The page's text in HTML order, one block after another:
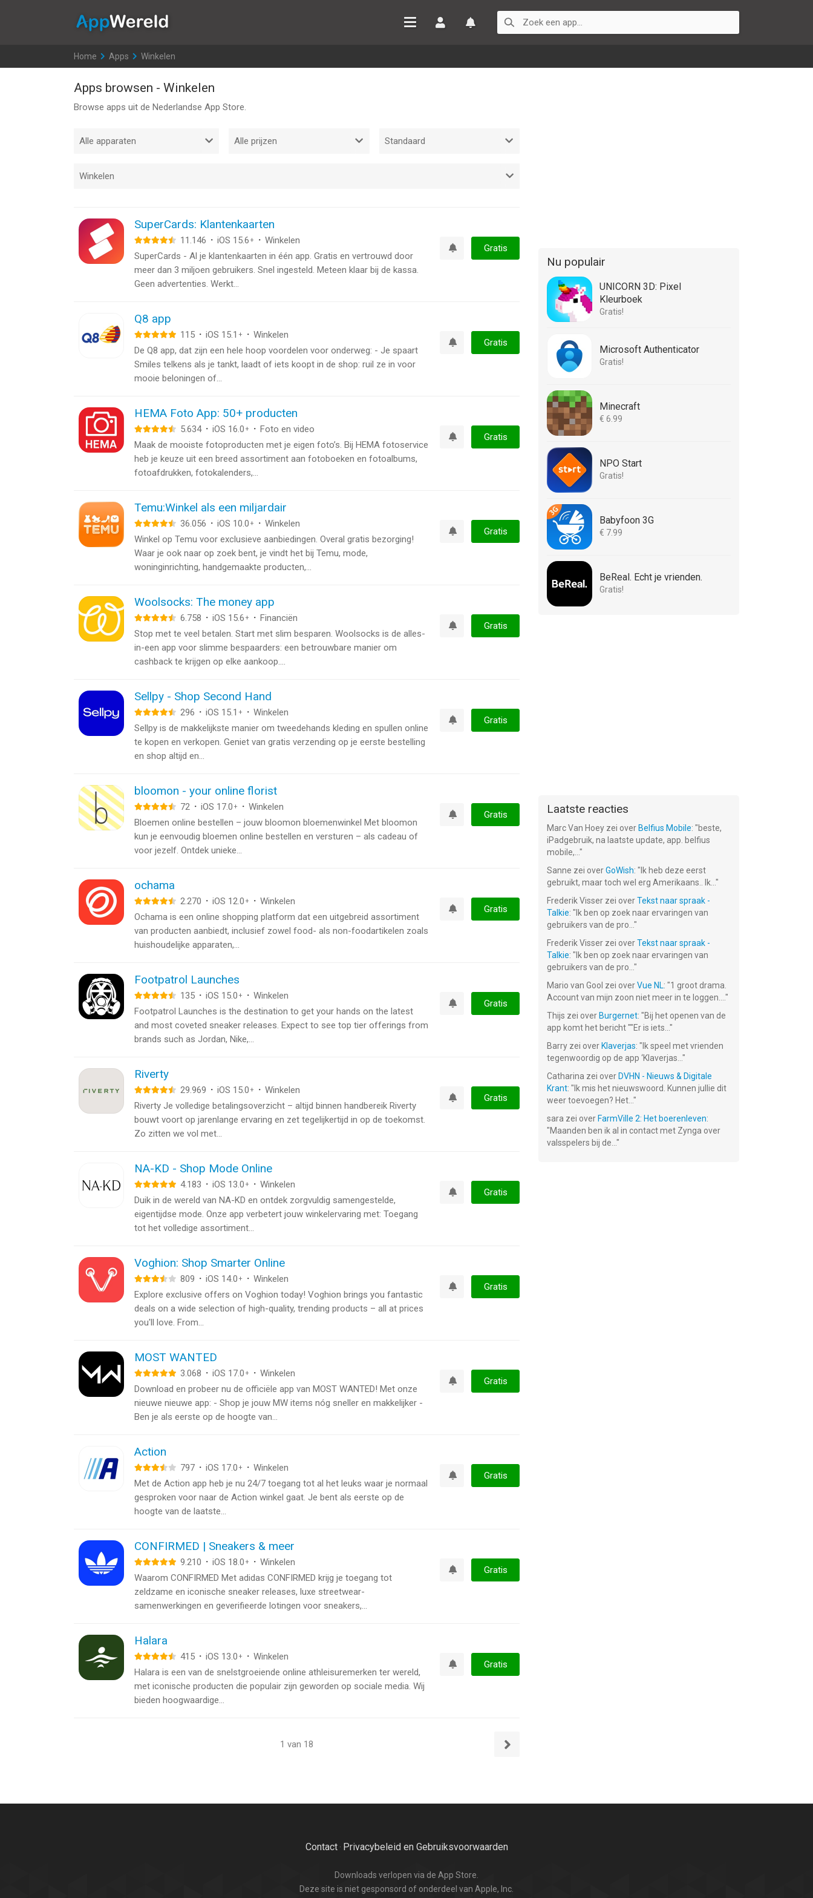
Home >
Apps >
Winkelen
Apps browsen - Winkelen
Browse apps uit de Nederlandse App Store.
SuperCards: Klantenkaarten
11.146 · iOS 15.6 + · Winkelen
SuperCards - Al je klantenkaarten in één app. Gratis en vertrouwd door
meer dan 3 miljoen gebruikers. Snel ingesteld. Meteen klaar bij de kassa.
Geen advertenties. Werkt...
Gratis
Q8 app
115 · iOS 15.1 + · Winkelen
De Q8 app, dat zijn een hele hoop voordelen voor onderweg: - Je spaart
Smiles telkens als je tankt, laadt of iets koopt in de shop: ruil ze in voor
mooie beloningen of...
Gratis
HEMA Foto App: 50+ producten
5.634 · iOS 16.0 + · Foto en video
Maak de mooiste fotoproducten met je eigen foto’s. Bij HEMA fotoservice
heb je keuze uit een breed assortiment aan fotoboeken en fotoalbums,
fotoafdrukken, fotokalenders,...
Gratis
Temu:Winkel als een miljardair
36.056 · iOS 10.0 + · Winkelen
Winkel op Temu voor exclusieve aanbiedingen. Overal gratis bezorging!
Waar je ook naar op zoek bent, je vindt het bij Temu, mode,
woninginrichting, handgemaakte producten,...
Gratis
Woolsocks: The money app
6.758 · iOS 15.6 + · Financiën
Stop met te veel betalen. Start met slim besparen. Woolsocks is de alles-
in-een app voor slimme bespaarders: een betrouwbare manier om
cashback te krijgen op elke aankoop....
Gratis
Sellpy - Shop Second Hand
296 · iOS 15.1 + · Winkelen
Sellpy is de makkelijkste manier om tweedehands kleding en spullen online
te kopen en verkopen. Geniet van gratis verzending op je eerste bestelling
en shop altijd en...
Gratis
bloomon - your online florist
72 · iOS 17.0 + · Winkelen
Bloemen online bestellen – jouw bloomon bloemenwinkel Met bloomon
kun je eenvoudig bloemen online bestellen en versturen – als cadeau of
voor jezelf. Ontdek unieke...
Gratis
ochama
2.270 · iOS 12.0 + · Winkelen
Ochama is een online shopping platform dat een uitgebreid assortiment
van producten aanbiedt, inclusief zowel food- als non-foodartikelen zoals
huishoudelijke apparaten,...
Gratis
Footpatrol Launches
135 · iOS 15.0 + · Winkelen
Footpatrol Launches is the destination to get your hands on the latest
and most coveted sneaker releases. Expect to see top tier offerings from
brands such as Jordan, Nike,...
Gratis
Riverty
29.969 · iOS 15.0 + · Winkelen
Riverty Je volledige betalingsoverzicht – altijd binnen handbereik Riverty
bouwt voort op jarenlange ervaring en zet tegelijkertijd in op de toekomst.
Zo zitten we vol met...
Gratis
NA-KD - Shop Mode Online
4.183 · iOS 13.0 + · Winkelen
Duik in de wereld van NA-KD en ontdek zorgvuldig samengestelde,
eigentijdse mode. Onze app verbetert jouw winkelervaring met: Toegang
tot het volledige assortiment...
Gratis
Voghion: Shop Smarter Online
809 · iOS 14.0 + · Winkelen
Explore exclusive offers on Voghion today! Voghion brings you fantastic
deals on a wide selection of high-quality, trending products – all at prices
you'll love. From...
Gratis
MOST WANTED
3.068 · iOS 17.0 + · Winkelen
Download en probeer nu de officiële app van MOST WANTED! Met onze
nieuwe nieuwe app: - Shop je jouw MW items nóg sneller en makkelijker -
Ben je als eerste op de hoogte van...
Gratis
Action
797 · iOS 17.0 + · Winkelen
Met de Action app heb je nu 24/7 toegang tot al het leuks waar je normaal
gesproken voor naar de Action winkel gaat. Je bent als eerste op de
hoogte van de laatste...
Gratis
CONFIRMED | Sneakers & meer
9.210 · iOS 18.0 + · Winkelen
Waarom CONFIRMED Met adidas CONFIRMED krijg je toegang tot
zeldzame en iconische sneaker releases, luxe streetwear-
samenwerkingen en geverifieerde lotingen voor sneakers,...
Gratis
Halara
415 · iOS 13.0 + · Winkelen
Halara is een van de snelstgroeiende online athleisuremerken ter wereld,
met iconische producten die populair zijn geworden op sociale media. Wij
bieden hoogwaardige...
Gratis
1 van 18
Nu populair
UNICORN 3D: Pixel
Kleurboek
Gratis!
Microsoft Authenticator
Gratis!
Minecraft
€ 6.99
NPO Start
Gratis!
Babyfoon 3G
€ 7.99
BeReal. Echt je vrienden.
Gratis!
Laatste reacties
Marc Van Hoey zei over Belfius Mobile: "beste,
iPadgebruik, na laatste update, app. belfius
mobile,... "
Sanne zei overGoWish: " Ik heb deze eerst
gebruikt, maar toch wel erg Amerikaans.. Ik... "
Frederik Visser zei overTekst naar spraak -
Talkie: " Ik ben op zoek naar ervaringen van
gebruikers van de pro... "
Frederik Visser zei overTekst naar spraak -
Talkie: " Ik ben op zoek naar ervaringen van
gebruikers van de pro... "
Mario van Gool zei overVue NL: "1 groot drama.
Account van mijn zoon niet meer in te loggen.... "
Thijs zei over Burgernet: "Bij het openen van de
app komt het bericht ""Er is iets... "
Barry zei over Klaverjas: " Ik speel met vrienden
tegenwoordig op de app ‘Klaverjas... "
Catharina zei over DVHN - Nieuws & Digitale
Krant: " Ik mis het nieuwswoord. Kunnen jullie dit
weer toevoegen? Het... "
sara zei over FarmVille 2: Het boerenleven:
"Maanden ben ik al in contact met Zynga over
valsspelers bij de... "
Contact· Privacybeleid en Gebruiksvoorwaarden
Downloads verlopen via de App Store.
Deze site is niet gesponsord of onderdeel van Apple, Inc.